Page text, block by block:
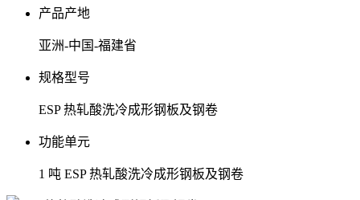
产品产地
亚洲-中国-福建省
规格型号
ESP 热轧酸洗冷成形钢板及钢卷
功能单元
1 吨 ESP 热轧酸洗冷成形钢板及钢卷